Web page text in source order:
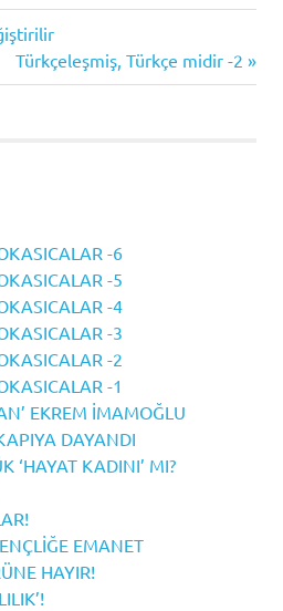
Next
Post:
Türkçeleşmiş, Türkçe midir -2
-6
-5
-4
-3
-2
-1
EKREM İMAMOĞLU
DAYANDI
‘HAYAT KADINI’ MI?
EMANET
HAYIR!